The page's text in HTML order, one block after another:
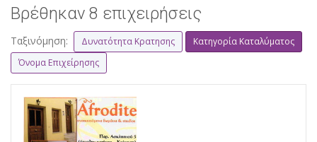
Βρέθηκαν 8 επιχειρήσεις
Ταξινόμηση: Δυνατότητα Κρατησης
Κατηγορία Καταλύματος
Όνομα Επιχείρησης